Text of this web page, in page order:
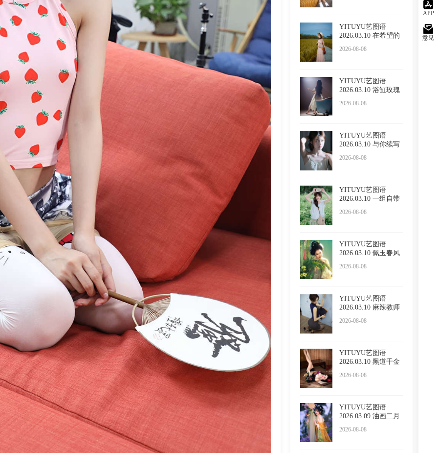
APP
意见
YITUYU艺图语
2026.03.10 在希望的
2026-08-08
YITUYU艺图语
2026.03.10 浴缸玫瑰
2026-08-08
YITUYU艺图语
2026.03.10 与你续写
2026-08-08
YITUYU艺图语
2026.03.10 一组自带
2026-08-08
YITUYU艺图语
2026.03.10 佩玉春风
2026-08-08
YITUYU艺图语
2026.03.10 麻辣教师
2026-08-08
YITUYU艺图语
2026.03.10 黑道千金
2026-08-08
YITUYU艺图语
2026.03.09 油画二月
2026-08-08